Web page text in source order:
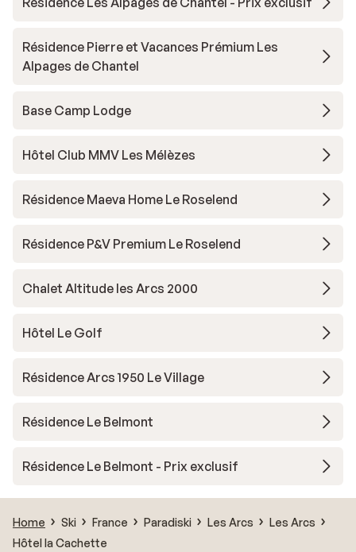
Résidence Pierre et Vacances Prémium Les
Alpages de Chantel
Base Camp Lodge
Hôtel Club MMV Les Mélèzes
Résidence Maeva Home Le Roselend
Résidence P&V Premium Le Roselend
Chalet Altitude les Arcs 2000
Hôtel Le Golf
Résidence Arcs 1950 Le Village
Résidence Le Belmont
Résidence Le Belmont - Prix exclusif
Home Ski France Paradiski Les Arcs
Les Arcs
Hôtel la Cachette